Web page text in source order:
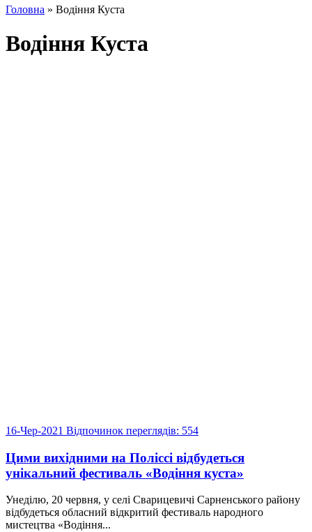
Головна » Водіння Куста
Водіння Куста
16-Чер-2021 Відпочинок переглядів: 554
Цими вихідними на Поліссі відбудеться
унікальний фестиваль «Водіння куста»
Унеділю, 20 червня, у селі Сварицевичі Сарненського району
відбудеться обласний відкритий фестиваль народного
мистецтва «Водіння...